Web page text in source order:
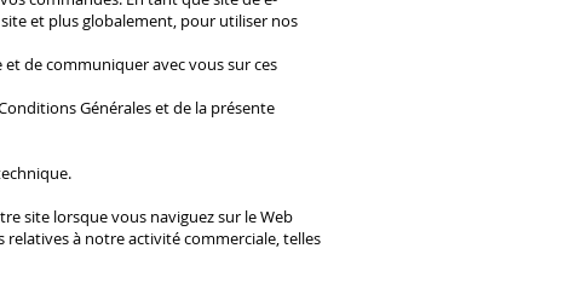
et plus globalement, pour utiliser nos
de communiquer avec vous sur ces
Générales et de la présente
site lorsque vous naviguez sur le Web
à notre activité commerciale, telles